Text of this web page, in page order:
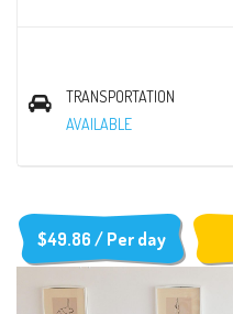
TRANSPORTATION
AVAILABLE
$49.86 / Per day